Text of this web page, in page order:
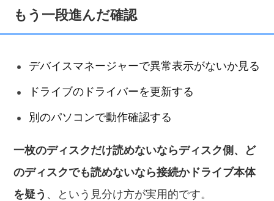
もう一段進んだ確認
デバイスマネージャーで異常表示がないか見る
ドライブのドライバーを更新する
別のパソコンで動作確認する
一枚のディスクだけ読めないならディスク側、ど
のディスクでも読めないなら接続かドライブ本体
を疑う 、という見分け方が実用的です。